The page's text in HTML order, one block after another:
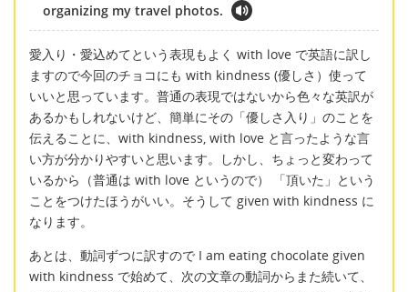
organizing my travel photos.
愛入り・愛込めてという表現もよく with love で英語に訳し
ますので今回のチョコにも with kindness (優しさ）使って
いいと思っています。普通の表現ではないから色々な英訳が
あるかもしれないけど、簡単にその「優しさ入り」のことを
伝えることに、with kindness, with love と言ったような言
い方が分かりやすいと思います。しかし、ちょっと変わって
いるから（普通は with love というので） 「頂いた」という
ことをつけたほうがいい。そうして given with kindness に
なります。
あとは、動詞ずつに訳すので I am eating chocolate given
with kindness で始めて、次の文章の動詞からまた続いて、